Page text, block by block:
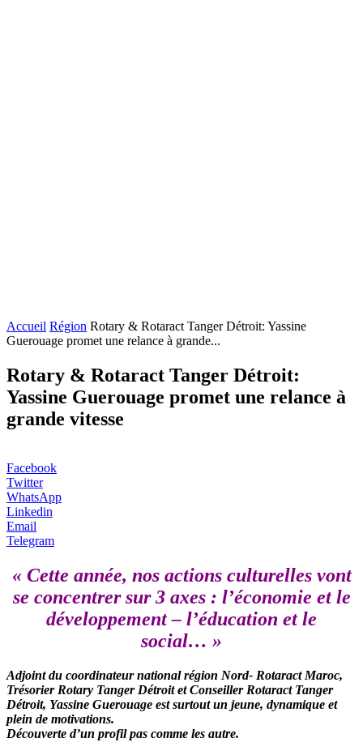
Accueil Région Rotary & Rotaract Tanger Détroit: Yassine
Guerouage promet une relance à grande...
Rotary & Rotaract Tanger Détroit:
Yassine Guerouage promet une relance à
grande vitesse
Facebook
Twitter
WhatsApp
Linkedin
Email
Telegram
« Cette année, nos actions culturelles vont
se concentrer sur 3 axes : l’économie et le
développement – l’éducation et le
social… »
Adjoint du coordinateur national région Nord- Rotaract Maroc,
Trésorier Rotary Tanger Détroit et Conseiller Rotaract Tanger
Détroit, Yassine Guerouage est surtout un jeune, dynamique et
plein de motivations.
Découverte d’un profil pas comme les autre.